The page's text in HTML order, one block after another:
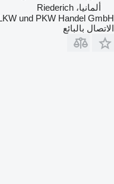
ألمانيا، Riederich
und PKW Handel GmbH
الاتصال بالبائع